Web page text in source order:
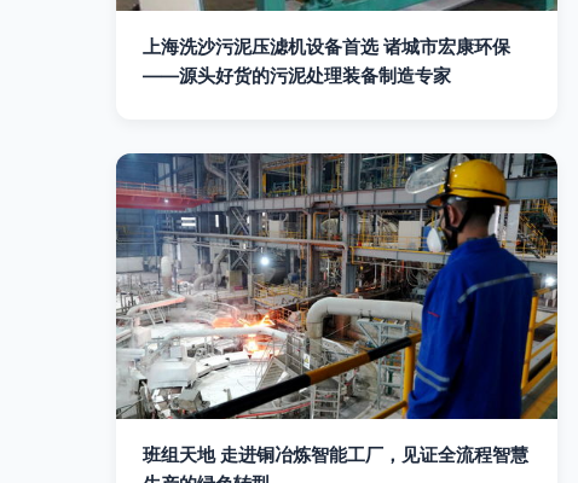
上海洗沙污泥压滤机设备首选 诸城市宏康环保
——源头好货的污泥处理装备制造专家
班组天地 走进铜冶炼智能工厂，见证全流程智慧